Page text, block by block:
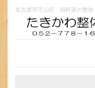
名古屋市守山区 四軒家の整体